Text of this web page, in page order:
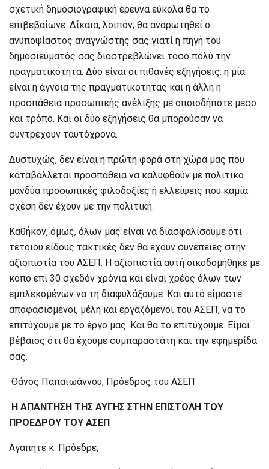
σχετική δημοσιογραφική έρευνα εύκολα θα το
επιβεβαίωνε. Δίκαια, λοιπόν, θα αναρωτηθεί ο
ανυποψίαστος αναγνώστης σας γιατί η πηγή του
δημοσιεύματός σας διαστρεβλώνει τόσο πολύ την
πραγματικότητα. Δύο είναι οι πιθανές εξηγήσεις: η μία
είναι η άγνοια της πραγματικότητας και η άλλη η
προσπάθεια προσωπικής ανέλιξης με οποιοδήποτε μέσο
και τρόπο. Και οι δύο εξηγήσεις θα μπορούσαν να
συντρέχουν ταυτόχρονα.
Δυστυχώς, δεν είναι η πρώτη φορά στη χώρα μας που
καταβάλλεται προσπάθεια να καλυφθούν με πολιτικό
μανδύα προσωπικές φιλοδοξίες ή ελλείψεις που καμία
σχέση δεν έχουν με την πολιτική.
Καθήκον, όμως, όλων μας είναι να διασφαλίσουμε ότι
τέτοιου είδους τακτικές δεν θα έχουν συνέπειες στην
αξιοπιστία του ΑΣΕΠ. Η αξιοπιστία αυτή οικοδομήθηκε με
κόπο επί 30 σχεδόν χρόνια και είναι χρέος όλων των
εμπλεκομένων να τη διαφυλάξουμε. Και αυτό είμαστε
αποφασισμένοι, μέλη και εργαζόμενοι του ΑΣΕΠ, να το
επιτύχουμε με το έργο μας. Και θα το επιτύχουμε. Είμαι
βέβαιος ότι θα έχουμε συμπαραστάτη και την εφημερίδα
σας.
Θάνος Παπαϊωάννου, Πρόεδρος του ΑΣΕΠ
Η ΑΠΑΝΤΗΣΗ ΤΗΣ ΑΥΓΗΣ ΣΤΗΝ ΕΠΙΣΤΟΛΗ ΤΟΥ
ΠΡΟΕΔΡΟΥ ΤΟΥ ΑΣΕΠ
Αγαπητέ κ. Πρόεδρε,